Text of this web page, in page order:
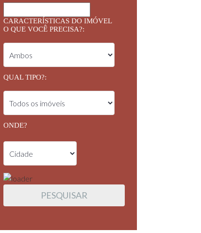
CARACTERÍSTICAS DO IMÓVEL
O QUE VOCÊ PRECISA?:
QUAL TIPO?:
ONDE?